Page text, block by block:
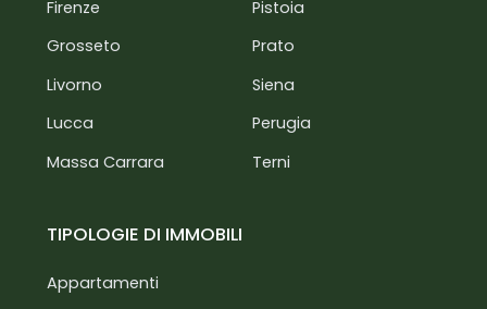
Firenze
Grosseto
Livorno
Lucca
Massa Carrara
Pistoia
Prato
Siena
Perugia
Terni
TIPOLOGIE DI IMMOBILI
Appartamenti